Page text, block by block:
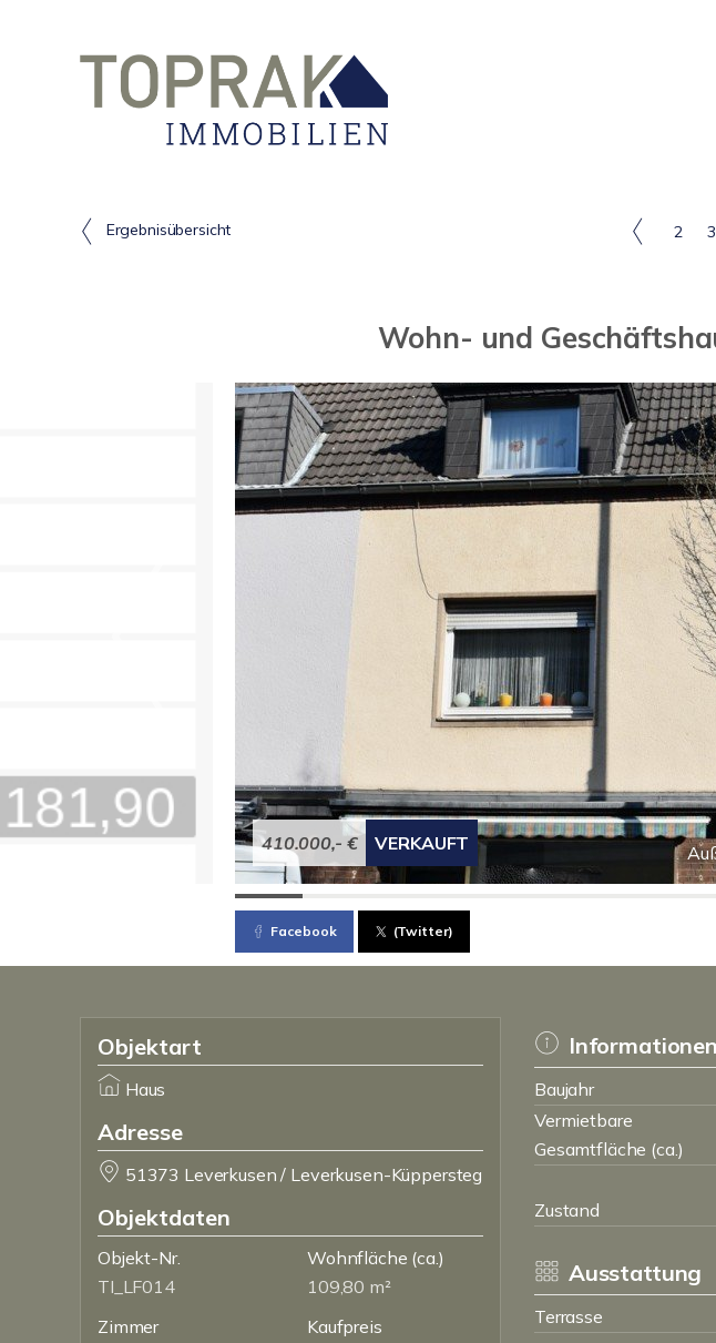
Ergebnisübersicht 2 3
Wohn- und
410.000,- € VERKAUFT
Facebook (Twitter)
Objektart
Haus
Adresse
51373 Leverkusen / Leverkusen-Küppersteg
Objektdaten
Objekt-Nr.
TI_LF014
Wohnfläche (ca.)
109,80 m²
Zimmer
Kaufpreis
Informationen
Baujahr
Vermietbare
Gesamtfläche (ca.)
Zustand
Ausstattung
Terrasse